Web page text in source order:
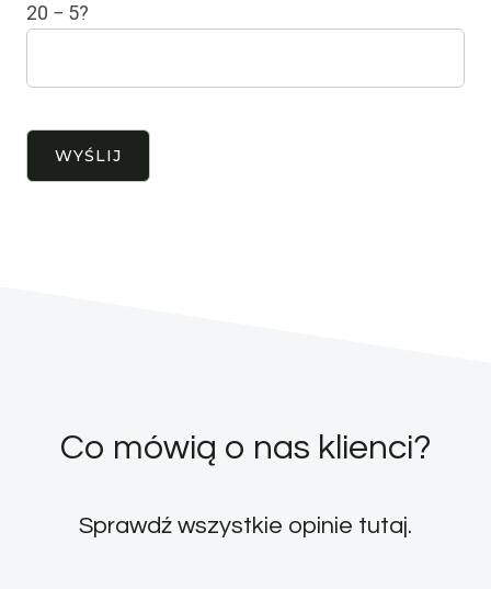
20 − 5?
Co mówią o nas klienci?
Sprawdź wszystkie opinie tutaj.